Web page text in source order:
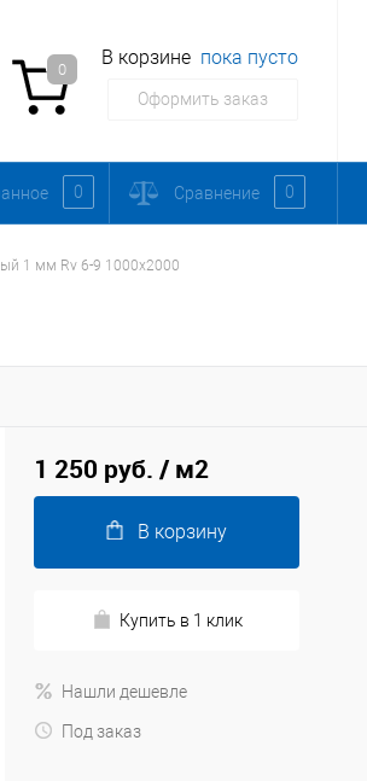
0
В корзине пока пусто
Оформить заказ
0 Сравнение 0
1 мм Rv 6-9 1000х2000
1 250 руб. / м2
В корзину
Купить в 1 клик
Нашли дешевле
Под заказ